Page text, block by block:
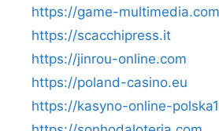
https://game-multimedia.com
https://scacchipress.it
https://jinrou-online.com
https://poland-casino.eu
https://kasyno-online-